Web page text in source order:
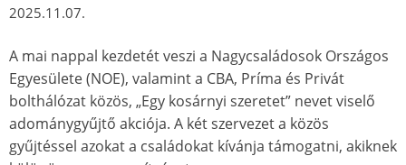
2025.11.07.
A mai nappal kezdetét veszi a Nagycsaládosok Országos
Egyesülete (NOE), valamint a CBA, Príma és Privát
bolthálózat közös, „Egy kosárnyi szeretet” nevet viselő
adománygyűjtő akciója. A két szervezet a közös
gyűjtéssel azokat a családokat kívánja támogatni, akiknek